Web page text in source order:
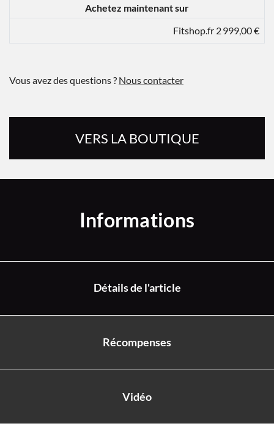
Achetez maintenant sur
Fitshop.fr 2 999,00 €
Vous avez des questions ? Nous contacter
VERS LA BOUTIQUE
Informations
Détails de l'article
Récompenses
Vidéo